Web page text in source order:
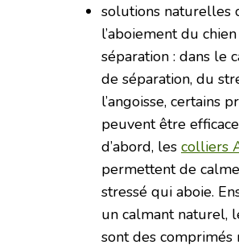
solutions naturelles
l’aboiement du
séparation : dans le
de séparation, du
l’angoisse, certains
peuvent être
d’abord, les colliers
permettent de
stressé qui aboie.
un calmant naturel,
sont des